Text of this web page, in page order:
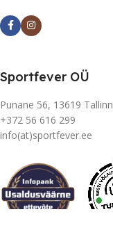
Sportfever OÜ
Punane 56, 13619 Tallinn
+372 56 616 299
info(at)sportfever.ee